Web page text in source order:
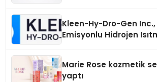
Kleen-Hy-Dro-Gen Inc.,
Emisyonlu Hidrojen
Marie Rose kozmetik
yaptı